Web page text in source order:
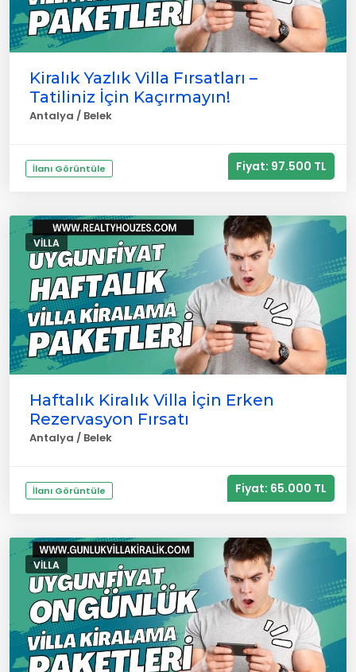
Kiralık Yazlık Villa Fırsatları –
Tatiliniz İçin Kaçırmayın!
Antalya / Belek
İlanı Görüntüle Fiyat: 97.500 TL
VILLA
Haftalık Kiralık Villa İçin Erken
Rezervasyon Fırsatı
Antalya / Belek
İlanı Görüntüle Fiyat: 65.000 TL
VILLA